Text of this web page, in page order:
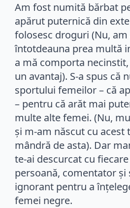
Am fost numită bărbat
apărut puternică din
folosesc droguri (Nu,
întotdeauna prea multă
a mă comporta
un avantaj). S-a spus că
sportului femeilor – că
– pentru că arăt mai
multe alte femei. (Nu,
şi m-am născut cu
mândră de asta). Dar
te-ai descurcat cu
persoană, comentator şi
ignorant pentru a
femei negre.